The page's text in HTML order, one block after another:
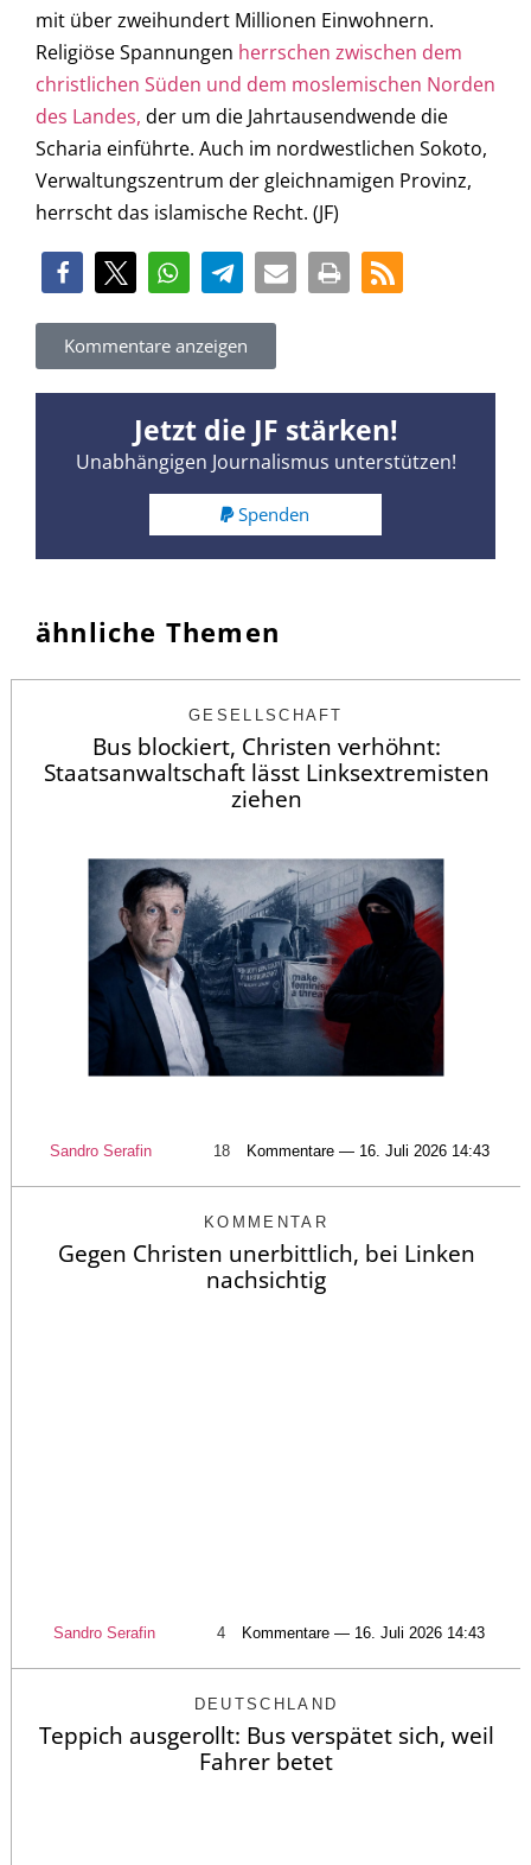
mit über zweihundert Millionen Einwohnern.
Religiöse Spannungen herrschen zwischen dem
christlichen Süden und dem moslemischen Norden
des Landes, der um die Jahrtausendwende die
Scharia einführte. Auch im nordwestlichen Sokoto,
Verwaltungszentrum der gleichnamigen Provinz,
herrscht das islamische Recht. (JF)
Kommentare anzeigen
Jetzt die JF stärken!
Unabhängigen Journalismus unterstützen!
Spenden
ähnliche Themen
GESELLSCHAFT
Bus blockiert, Christen verhöhnt:
Staatsanwaltschaft lässt Linksextremisten
ziehen
Sandro Serafin 18 Kommentare — 16. Juli 2026 14:43
KOMMENTAR
Gegen Christen unerbittlich, bei Linken
nachsichtig
Sandro Serafin 4 Kommentare — 16. Juli 2026 14:43
DEUTSCHLAND
Teppich ausgerollt: Bus verspätet sich, weil
Fahrer betet